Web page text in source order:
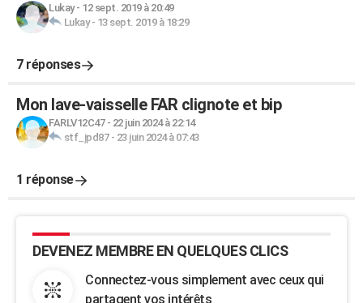
Lukay- 12 sept. 2019 à 20:49
Lukay- 13 sept. 2019 à 18:29
7 réponses
Mon lave-vaisselle FAR clignote et bip
FARLV12C47- 22 juin 2024 à 22:14
stf_jpd87- 23 juin 2024 à 07:43
1 réponse
DEVENEZ MEMBRE EN QUELQUES CLICS
Connectez-vous simplement avec ceux qui
partagent vos intérêts